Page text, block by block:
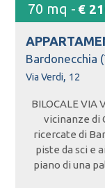
70 mq - €
Bardonecchia
Via Verdi, 12
BILOCALE
vicinanze di
ricercate di
piste da sci e
piano di una